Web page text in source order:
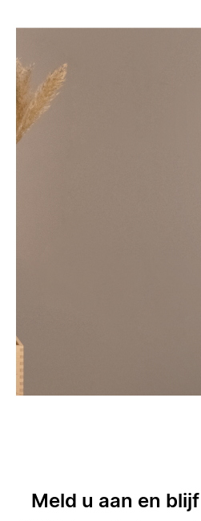
Meld u aan en